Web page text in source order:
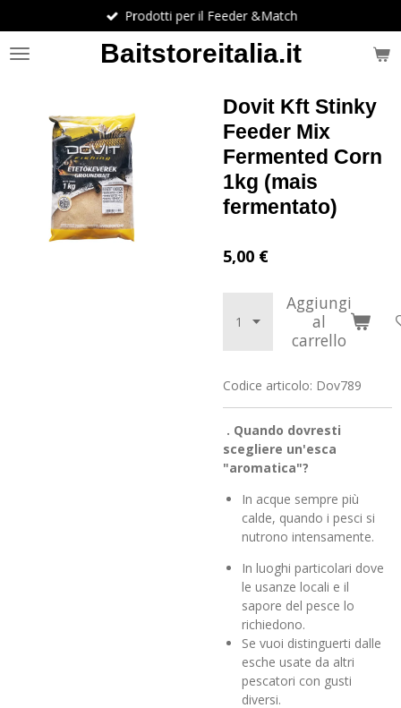
al
contenuto
Baitstoreitalia.it
Prodotti per il Feeder &Match
Dovit Kft Stinky
Feeder Mix
Fermented Corn
1kg (mais
fermentato)
5,00 €
Aggiungi
al
carrello
Codice articolo: Dov789
. Quando dovresti
scegliere un'esca
"aromatica"?
In acque sempre più
calde, quando i pesci si
nutrono intensamente.
In luoghi particolari dove
le usanze locali e il
sapore del pesce lo
richiedono.
Se vuoi distinguerti dalle
esche usate da altri
pescatori con gusti
diversi.